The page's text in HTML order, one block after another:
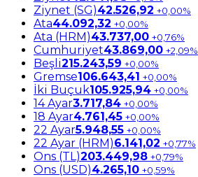
Ziynet (SG)42.526,92 +0,00%
Ata44.092,32 +0,00%
Ata (HRM)43.737,00 +0,76%
Cumhuriyet43.869,00 +2,09%
Beşli215.243,59 +0,00%
Gremse106.643,41 +0,00%
İki Buçuk105.925,94 +0,00%
14 Ayar3.717,84 +0,00%
18 Ayar4.761,45 +0,00%
22 Ayar5.948,55 +0,00%
22 Ayar (HRM)6.141,02 +0,77%
Ons (TL)203.449,98 +0,79%
Ons (USD)4.265,10 +0,59%